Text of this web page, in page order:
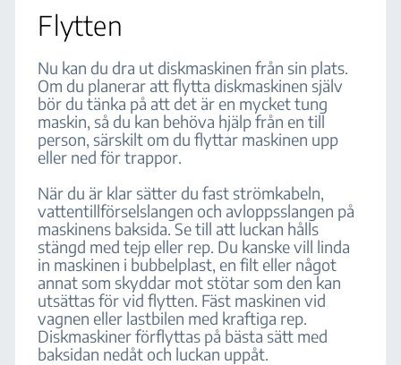
Flytten
Nu kan du dra ut diskmaskinen från sin plats.
Om du planerar att flytta diskmaskinen själv
bör du tänka på att det är en mycket tung
maskin, så du kan behöva hjälp från en till
person, särskilt om du flyttar maskinen upp
eller ned för trappor.
När du är klar sätter du fast strömkabeln,
vattentillförselslangen och avloppsslangen på
maskinens baksida. Se till att luckan hålls
stängd med tejp eller rep. Du kanske vill linda
in maskinen i bubbelplast, en filt eller något
annat som skyddar mot stötar som den kan
utsättas för vid flytten. Fäst maskinen vid
vagnen eller lastbilen med kraftiga rep.
Diskmaskiner förflyttas på bästa sätt med
baksidan nedåt och luckan uppåt.